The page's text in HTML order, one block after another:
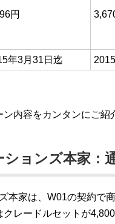
円
年3月31日迄
内容をカンタンにご紹
ョンズ本家：
本家は、W01の契約で
クレードルセットが